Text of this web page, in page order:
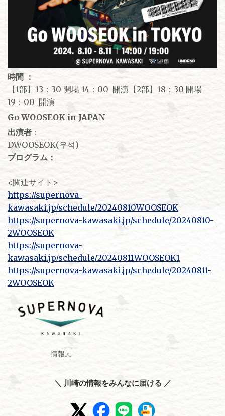
時間 ：
【1部】13：30 開場 14：00 開演【2部】18：30 開場
19：00 開演
Go WOOSEOK in JAPAN
出演者 ：
DWOOSEOK(우석)
プログラム：
<関連サイト>
https://supernova-
kawasaki.jp/schedule/20240810WOOSEOK
https://supernova-kawasaki.jp/schedule/20240810-
2WOOSEOK
https://supernova-
kawasaki.jp/schedule/20240811WOOSEOK1
https://supernova-kawasaki.jp/schedule/20240811-
2WOOSEOK
情報元
＼ 川崎の情報をみんなに届ける ／